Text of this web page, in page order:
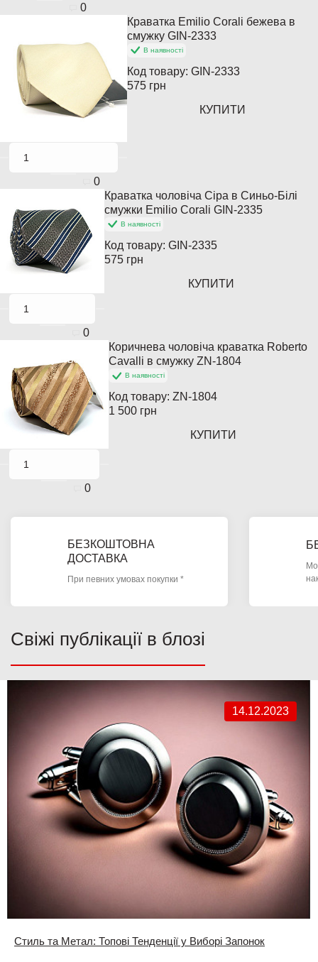
0
0
Краватка Emilio Corali бежева в
смужку GIN-2333
В наявності
Код товару: GIN-2333
575 грн
КУПИТИ
0
Краватка чоловіча Сіра в Синьо-Білі
смужки Emilio Corali GIN-2335
В наявності
Код товару:GIN-2335
575 грн
КУПИТИ
Закінчується
0
Коричнева чоловіча краватка Roberto
Cavalli в смужку ZN-1804
В наявності
Код товару: ZN-1804
1 500 грн
КУПИТИ
БЕЗКОШТОВНА
ДОСТАВКА
При певних умовах покупки *
Свіжі публікації в блозі
14.12.2023
Стиль та Метал: Топові Тенденції у Виборі Запонок